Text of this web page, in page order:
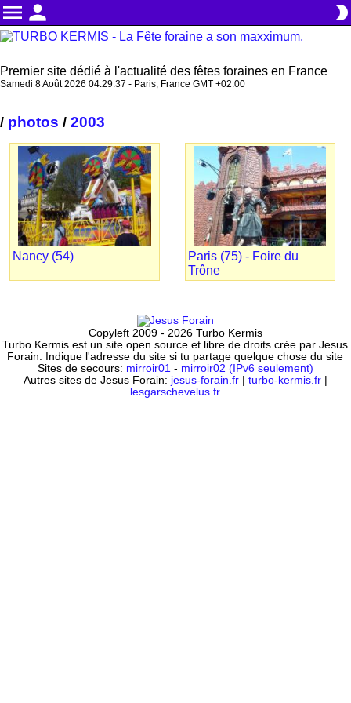
menu person brightness_2
Premier site dédié à l'actualité des fêtes foraines en France
Samedi 8 Août 2026 04:29:37 - Paris, France GMT +02:00
/ photos / 2003
Nancy (54)
Paris (75) - Foire du
Trône
Copyleft 2009 - 2026 Turbo Kermis
Turbo Kermis est un site open source et libre de droits crée par Jesus
Forain. Indique l'adresse du site si tu partage quelque chose du site
Sites de secours: mirroir01- mirroir02 (IPv6 seulement)
Autres sites de Jesus Forain: jesus-forain.fr| turbo-kermis.fr|
lesgarschevelus.fr